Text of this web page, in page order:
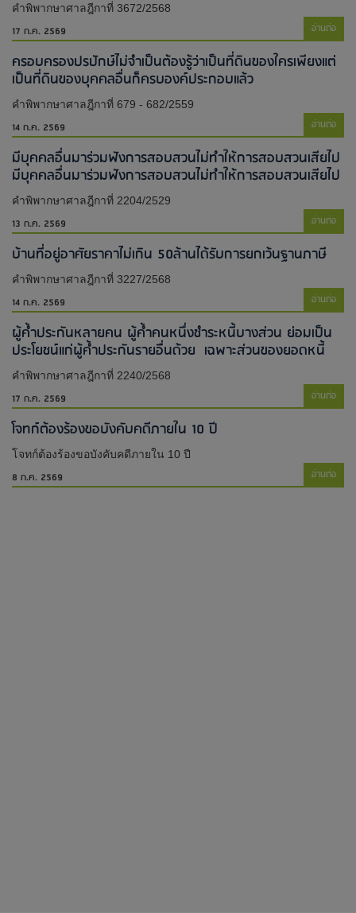
คำพิพากษาศาลฎีกาที่ 3672/2568
17 ก.ค. 2569 อ่านต่อ
ครอบครองปรปักษ์ไม่จำเป็นต้องรู้ว่าเป็นที่ดินของใครเพียงแต่
เป็นที่ดินของบุคคลอื่นก็ครบองค์ประกอบแล้ว
คำพิพากษาศาลฎีกาที่ 679 - 682/2559
14 ก.ค. 2569 อ่านต่อ
มีบุคคลอื่นมาร่วมฟังการสอบสวนไม่ทำให้การสอบสวนเสียไป​
มีบุคคลอื่นมาร่วมฟังการสอบสวนไม่ทำให้การสอบสวนเสียไป​
คำพิพากษาศาลฎีกาที่ 2204/2529
13 ก.ค. 2569 อ่านต่อ
บ้านที่อยู่อาศัยราคาไม่เกิน 50ล้านได้รับการยกเว้นฐานภาษี
คำพิพากษาศาลฎีกาที่ 3227/2568
14 ก.ค. 2569 อ่านต่อ
ผู้ค้ำประกันหลายคน ผู้ค้ำคนหนึ่งชำระหนี้บางส่วน ย่อมเป็น
ประโยชน์แก่ผู้ค้ำประกันรายอื่นด้วย เฉพาะส่วนของยอดหนี้
คำพิพากษาศาลฎีกาที่ 2240/2568
17 ก.ค. 2569 อ่านต่อ
โจทก์ต้องร้องขอบังคับคดีภายใน 10 ปี
โจทก์ต้องร้องขอบังคับคดีภายใน 10 ปี
8 ก.ค. 2569 อ่านต่อ